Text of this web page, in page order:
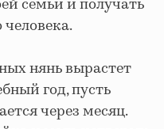
семьи и получать
нянь вырастет
год, пусть
через месяц.